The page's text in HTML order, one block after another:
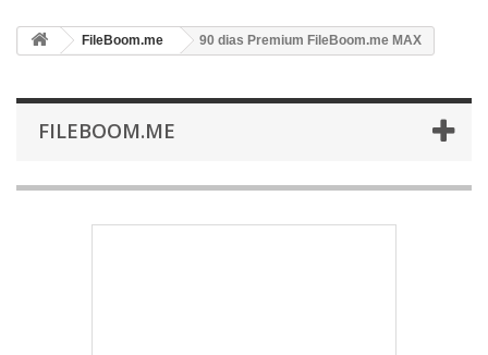
FileBoom.me 90 dias Premium FileBoom.me MAX
FILEBOOM.ME